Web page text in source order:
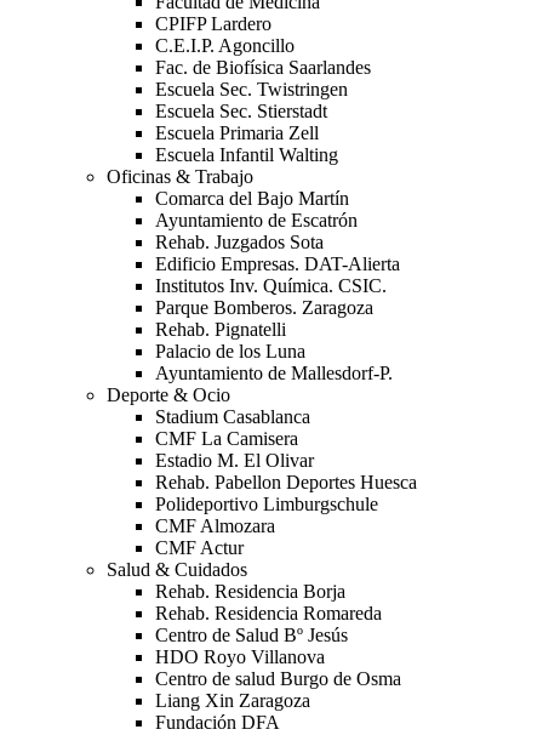
CPIFP Lardero
C.E.I.P. Agoncillo
Fac. de Biofísica Saarlandes
Escuela Sec. Twistringen
Escuela Sec. Stierstadt
Escuela Primaria Zell
Escuela Infantil Walting
Oficinas & Trabajo
Comarca del Bajo Martín
Ayuntamiento de Escatrón
Rehab. Juzgados Sota
Edificio Empresas. DAT-Alierta
Institutos Inv. Química. CSIC.
Parque Bomberos. Zaragoza
Rehab. Pignatelli
Palacio de los Luna
Ayuntamiento de Mallesdorf-P.
Deporte & Ocio
Stadium Casablanca
CMF La Camisera
Estadio M. El Olivar
Rehab. Pabellon Deportes Huesca
Polideportivo Limburgschule
CMF Almozara
CMF Actur
Salud & Cuidados
Rehab. Residencia Borja
Rehab. Residencia Romareda
Centro de Salud Bº Jesús
HDO Royo Villanova
Centro de salud Burgo de Osma
Liang Xin Zaragoza
Fundación DFA